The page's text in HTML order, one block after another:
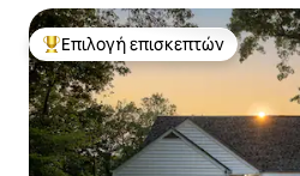
Κορυφαία επιλογή επισκεπτών
Επιλογή επισκεπτών